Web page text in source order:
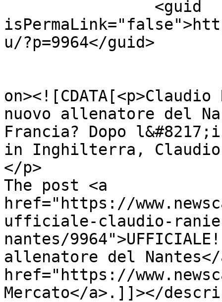
u/?p=9964</guid>
nuovo allenatore del
Francia? Dopo
in Inghilterra,
</p>
The post <a
href="https://
ufficiale-claudio-
nantes/
allenatore del
href="https://
Mercato</a>.]]></